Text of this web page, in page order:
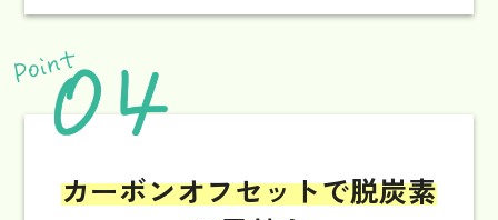
カーボンオフセットで脱炭素